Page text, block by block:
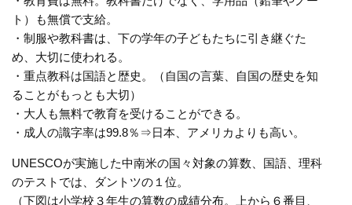
ト）も無償で支給。
・制服や教科書は、下の学年の子どもたちに引き継ぐた
め、大切に使われる。
・重点教科は国語と歴史。（自国の言葉、自国の歴史を知
ることがもっとも大切）
・大人も無料で教育を受けることができる。
・成人の識字率は99.8％⇒日本、アメリカよりも高い。
UNESCOが実施した中南米の国々対象の算数、国語、理科
のテストでは、ダントツの１位。
（下図は小学校３年生の算数の成績分布。上から６番目、